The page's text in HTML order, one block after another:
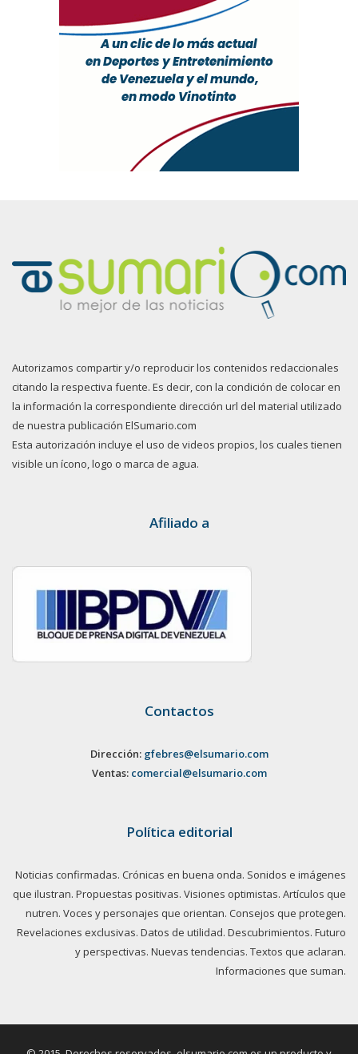
Autorizamos compartir y/o reproducir los contenidos redaccionales
citando la respectiva fuente. Es decir, con la condición de colocar en
la información la correspondiente dirección url del material utilizado
de nuestra publicación ElSumario.com
Esta autorización incluye el uso de videos propios, los cuales tienen
visible un ícono, logo o marca de agua.
Afiliado a
Contactos
Dirección: gfebres@elsumario.com
Ventas: comercial@elsumario.com
Política editorial
Noticias confirmadas. Crónicas en buena onda. Sonidos e imágenes
que ilustran. Propuestas positivas. Visiones optimistas. Artículos que
nutren. Voces y personajes que orientan. Consejos que protegen.
Revelaciones exclusivas. Datos de utilidad. Descubrimientos. Futuro
y perspectivas. Nuevas tendencias. Textos que aclaran.
Informaciones que suman.